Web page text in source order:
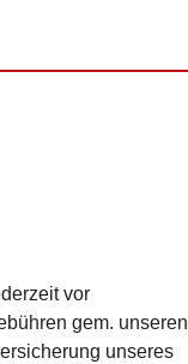
vor
gem. unseren
unseres